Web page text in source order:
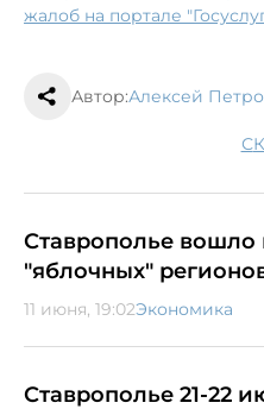
жалоб на портале
Автор:Алексей
Ставрополье вошло
"яблочных"
11 июня, 19:02Экономика
Ставрополье 21-22